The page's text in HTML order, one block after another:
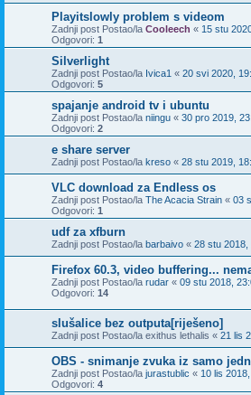
Playitslowly problem s videom
Zadnji post Postao/la Cooleech « 15 stu
Odgovori: 1
Silverlight
Zadnji post Postao/la Ivica1 « 20 svi 2020,
Odgovori: 5
spajanje android tv i ubuntu
Zadnji post Postao/la niingu « 30 pro 2019,
Odgovori: 2
e share server
Zadnji post Postao/la kreso « 28 stu 2019,
VLC download za Endless os
Zadnji post Postao/la The Acacia Strain « 03
Odgovori: 1
udf za xfburn
Zadnji post Postao/la barbaivo « 28 stu 2018,
Firefox 60.3, video buffering...
Zadnji post Postao/la rudar « 09 stu 2018,
Odgovori: 14
slušalice bez outputa[riješeno]
Zadnji post Postao/la exithus lethalis « 21 lis
OBS - snimanje zvuka iz samo
Zadnji post Postao/la jurastublic « 10 lis
Odgovori: 4